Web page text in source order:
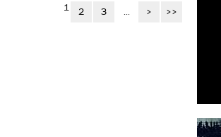
1 2 3 ... > >>